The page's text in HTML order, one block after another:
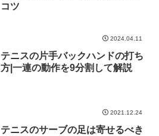
コツ
2024.04.11
テニスの片手バックハンドの打ち
方|一連の動作を9分割して解説
2021.12.24
テニスのサーブの足は寄せるべき